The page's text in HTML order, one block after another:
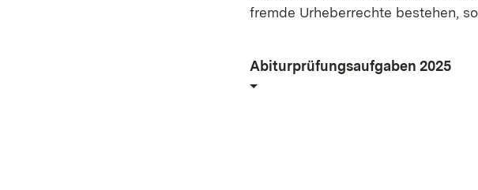
fremde Urheberrechte bestehen,
Abiturprüfungsaufgaben 2025